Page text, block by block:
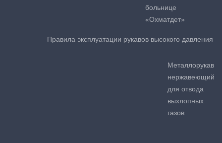
больнице
«Охматдет»
Правила эксплуатации рукавов высокого давления
Металлорукав
нержавеющий
для отвода
выхлопных
газов